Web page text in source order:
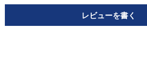
レビューを書く